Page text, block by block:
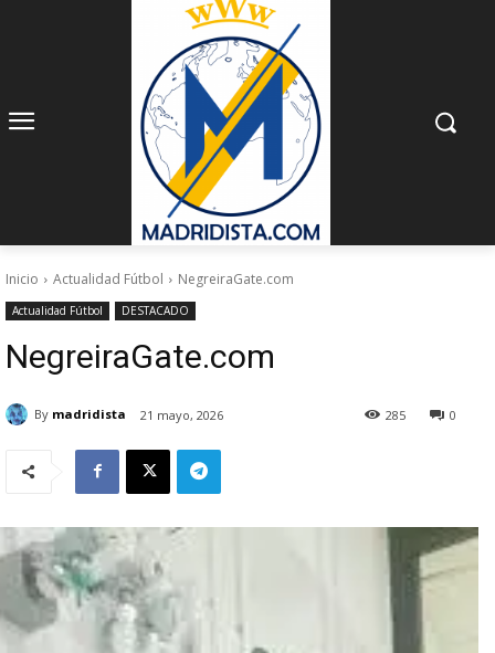
Inicio Actualidad Fútbol NegreiraGate.com
Actualidad Fútbol DESTACADO
NegreiraGate.com
By madridista 21 mayo, 2026 0
285